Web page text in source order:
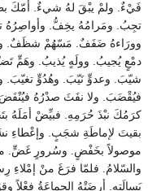
فَيْءٌ. ولمْ يبْقَ لهُ شيءٌ. أمّكَ
تجِبُ. ومَرامُهُ يخِفُّ. وأواصِرُهُ
وورَاءهُ ضَفَفٌ. مَسّهُمْ شظَفٌ.
دمْعٍ يُجيبُ. وولَهٍ يُذيبُ. وهَمٍّ
شيّبَ. وعدوٍّ نَيّبَ. وهُدُوٍّ تغيّبَ.
فيُقْضَبَ. ولا نفَثَ صدْرُهُ
كرَمُكَ نبْذَ حُرَمِهِ. فبيِّضْ أمَلَهُ
بقيتَ لإماطَةِ شجَبٍ. وإعْطاءِ
موصولاً بخَفْضٍ. وسُرورٍ غَضٍّ.
والسّلامُ. فلمّا فرَغَ منْ إمْلاءِ
بَسالَتِهِ. أرضَتْهُ الجماعَةُ فِعْلاً